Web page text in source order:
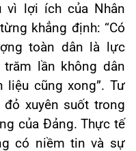
vì lợi ích của Nhân
khẳng định: “Có
toàn dân là lực
trăm lần không dân
liệu cũng xong”. Tư
xuyên suốt trong
của Đảng. Thực tế
có niềm tin và sự